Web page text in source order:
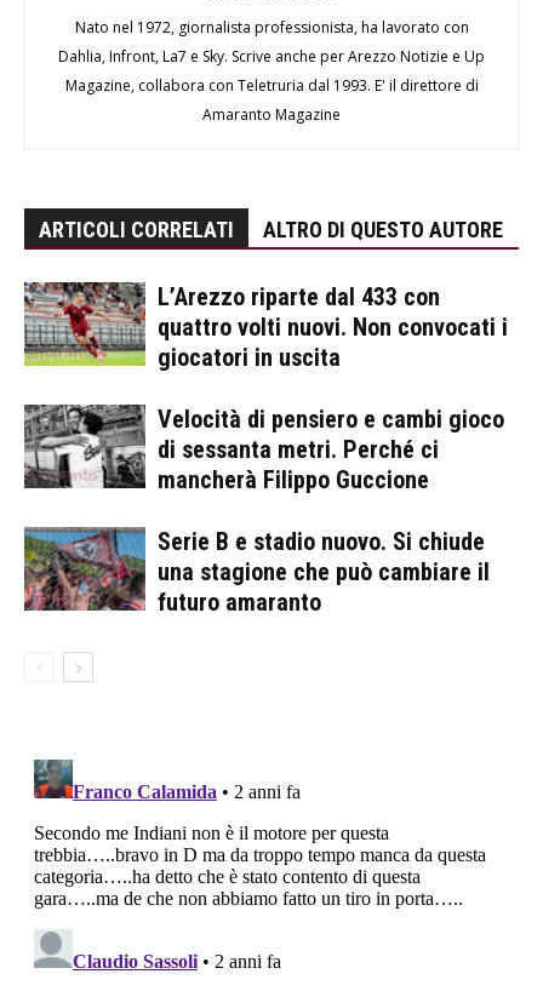
Nato nel 1972, giornalista professionista, ha lavorato con
Dahlia, Infront, La7 e Sky. Scrive anche per Arezzo Notizie e Up
Magazine, collabora con Teletruria dal 1993. E' il direttore di
Amaranto Magazine
ARTICOLI CORRELATI ALTRO DI QUESTO AUTORE
L’Arezzo riparte dal 433 con
quattro volti nuovi. Non convocati i
giocatori in uscita
Velocità di pensiero e cambi gioco
di sessanta metri. Perché ci
mancherà Filippo Guccione
Serie B e stadio nuovo. Si chiude
una stagione che può cambiare il
futuro amaranto